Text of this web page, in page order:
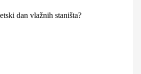
dan vlažnih staništa?